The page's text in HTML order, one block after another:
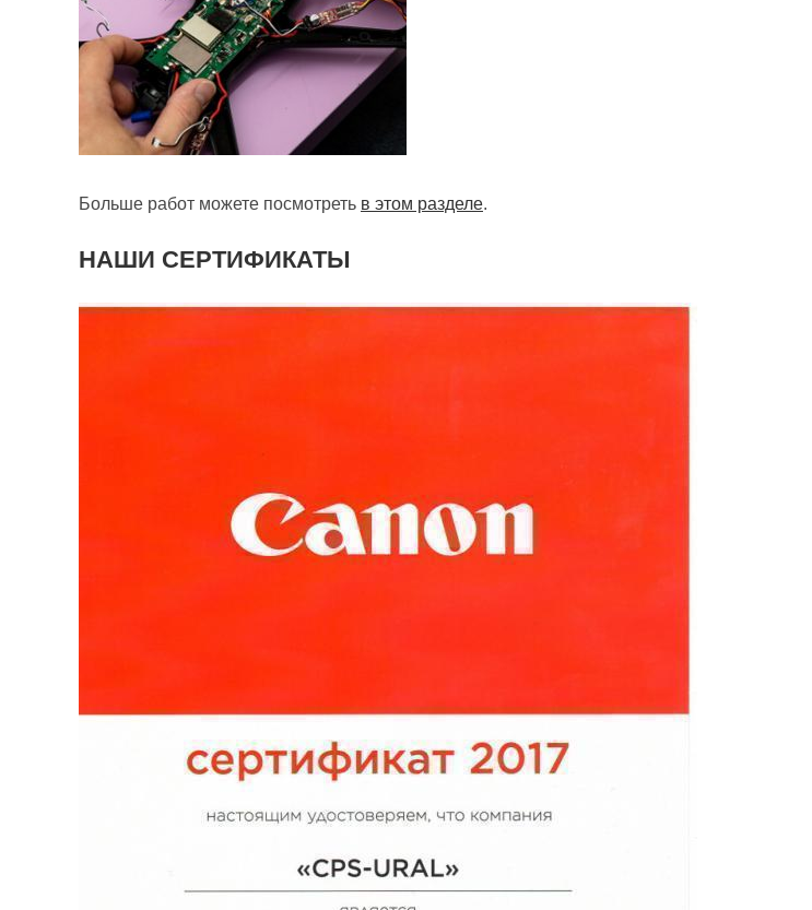
Больше работ можете посмотреть в этом разделе.
НАШИ СЕРТИФИКАТЫ